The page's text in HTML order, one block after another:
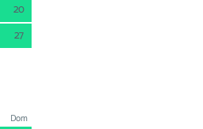
20
27
Dom